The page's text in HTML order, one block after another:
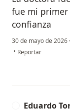
fue mi primer
confianza
30 de mayo de 2026
• en opinión del
Reportar
Eduardo